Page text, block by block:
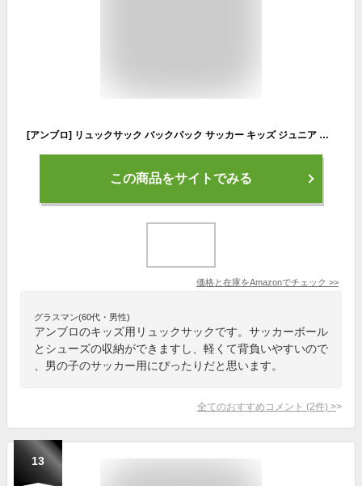
[アンブロ] リュックサック バックパック サッカー キッズ ジュニア ボール収納 キッズデザイン賞 スクール BLU(UJS1200J) F
この商品をサイトでみる
価格と在庫をAmazonでチェック >>
グラスマン(60代・男性)
アンブロのキッズ用リュックサックです。サッカーボール
とシューズの収納ができますし、軽くて背負いやすいので
、男の子のサッカー用にぴったりだと思います。
全てのおすすめコメント (2件) >
13